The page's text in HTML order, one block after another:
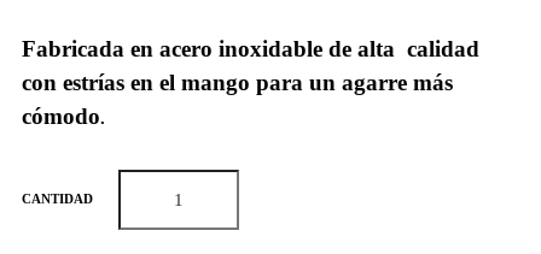
Fabricada en acero inoxidable de alta calidad
con estrías en el mango para un agarre más
cómodo.
CANTIDAD